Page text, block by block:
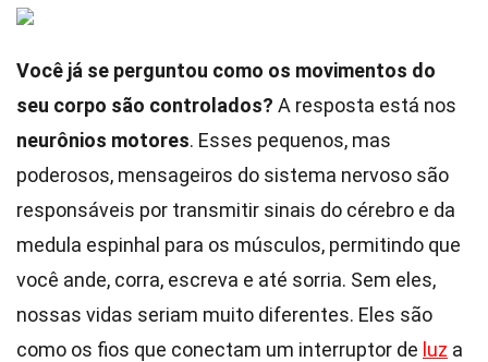
Você já se perguntou como os movimentos do
seu corpo são controlados? A resposta está nos
neurônios motores. Esses pequenos, mas
poderosos, mensageiros do sistema nervoso são
responsáveis por transmitir sinais do cérebro e da
medula espinhal para os músculos, permitindo que
você ande, corra, escreva e até sorria. Sem eles,
nossas vidas seriam muito diferentes. Eles são
como os fios que conectam um interruptor de luz a